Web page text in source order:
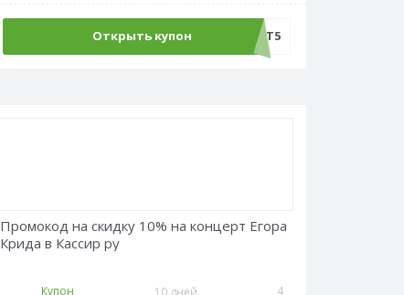
Открыть купон МОТ5
Промокод на скидку 10% на концерт Егора
Крида в Кассир ру
Купон 10 дней 4